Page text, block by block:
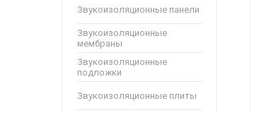
Звукоизоляционные панели
Звукоизоляционные
мембраны
Звукоизоляционные
подложки
Звукоизоляционные плиты